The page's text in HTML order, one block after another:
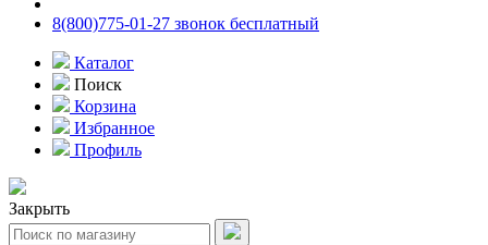
8(800)775-01-27 звонок бесплатный
Каталог
Поиск
Корзина
Избранное
Профиль
Закрыть